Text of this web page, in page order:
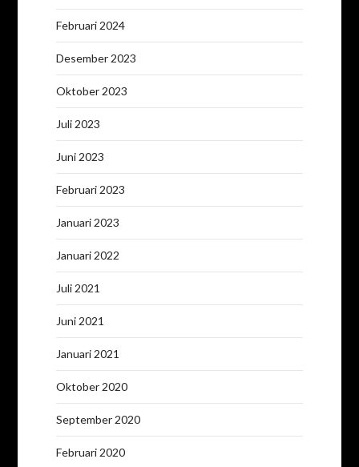
Februari 2024
Desember 2023
Oktober 2023
Juli 2023
Juni 2023
Februari 2023
Januari 2023
Januari 2022
Juli 2021
Juni 2021
Januari 2021
Oktober 2020
September 2020
Februari 2020